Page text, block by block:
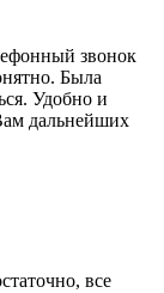
звонок
Была
Удобно и
дальнейших
все